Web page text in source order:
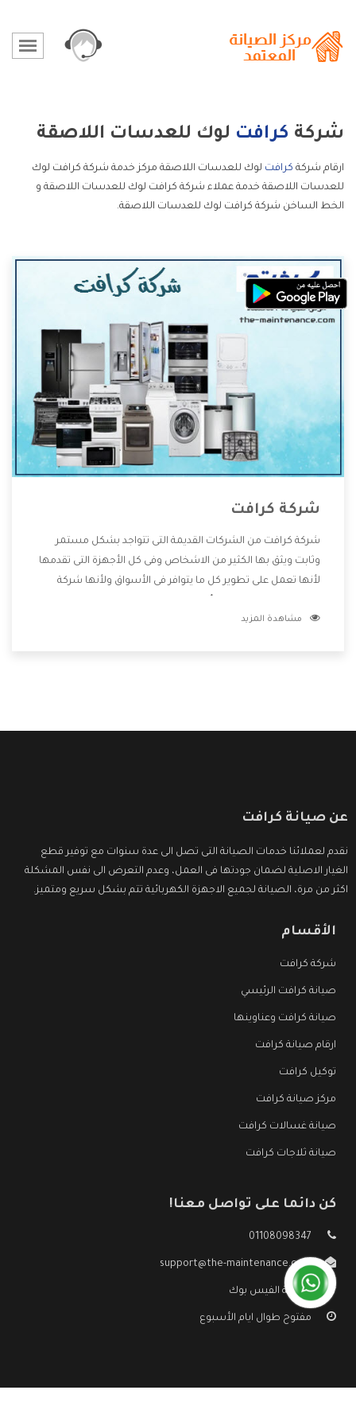
شركة كرافت لوك للعدسات اللاصقة
ارقام شركة كرافت لوك للعدسات اللاصقة مركز خدمة شركة كرافت لوك
للعدسات اللاصقة خدمة عملاء شركة كرافت لوك للعدسات اللاصقة و
الخط الساخن شركة كرافت لوك للعدسات اللاصقة.
شركة كرافت
شركة كرافت من الشركات القديمة التى تتواجد بشكل مستمر
وثابت ويثق بها الكثير من الاشخاص وفى كل الأجهزة التى تقدمها
لأنها تعمل على تطوير كل ما يتوافر فى الأسواق ولأنها شركة
وتقدم للعملاء أقوى العروض والخصومات التى تسهل على
مشاهدة المزيد
عن صيانة كرافت
نقدم لعملائنا خدمات الصيانة التى تصل الى عدة سنوات مع توفير قطع
الغيار الاصلية لضمان جودتها فى العمل، وعدم التعرض الى نفس المشكلة
اكثر من مرة، الصيانة لجميع الاجهزة الكهربائية تتم بشكل سريع ومتميز.
الأقسام
شركة كرافت
صيانة كرافت الرئيسي
صيانة كرافت وعناوينها
ارقام صيانة كرافت
توكيل كرافت
مركز صيانة كرافت
صيانة غسالات كرافت
صيانة ثلاجات كرافت
كن دائما على تواصل معنا!
01108098347
support@the-maintenance.com
صفحة الفيس بوك
مفتوح طوال ايام الأسبوع